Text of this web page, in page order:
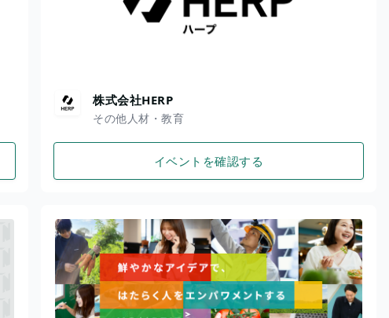
株式会社HERP
その他人材・教育
イベントを確認する